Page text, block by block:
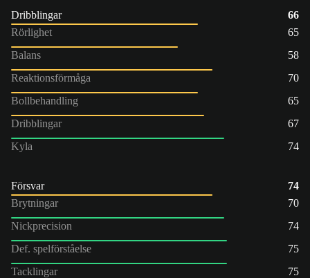
Dribblingar
66
Rörlighet
65
Balans
58
Reaktionsförmåga
70
Bollbehandling
65
Dribblingar
67
Kyla
74
Försvar
74
Brytningar
70
Nickprecision
74
Def. spelförståelse
75
Tacklingar
75